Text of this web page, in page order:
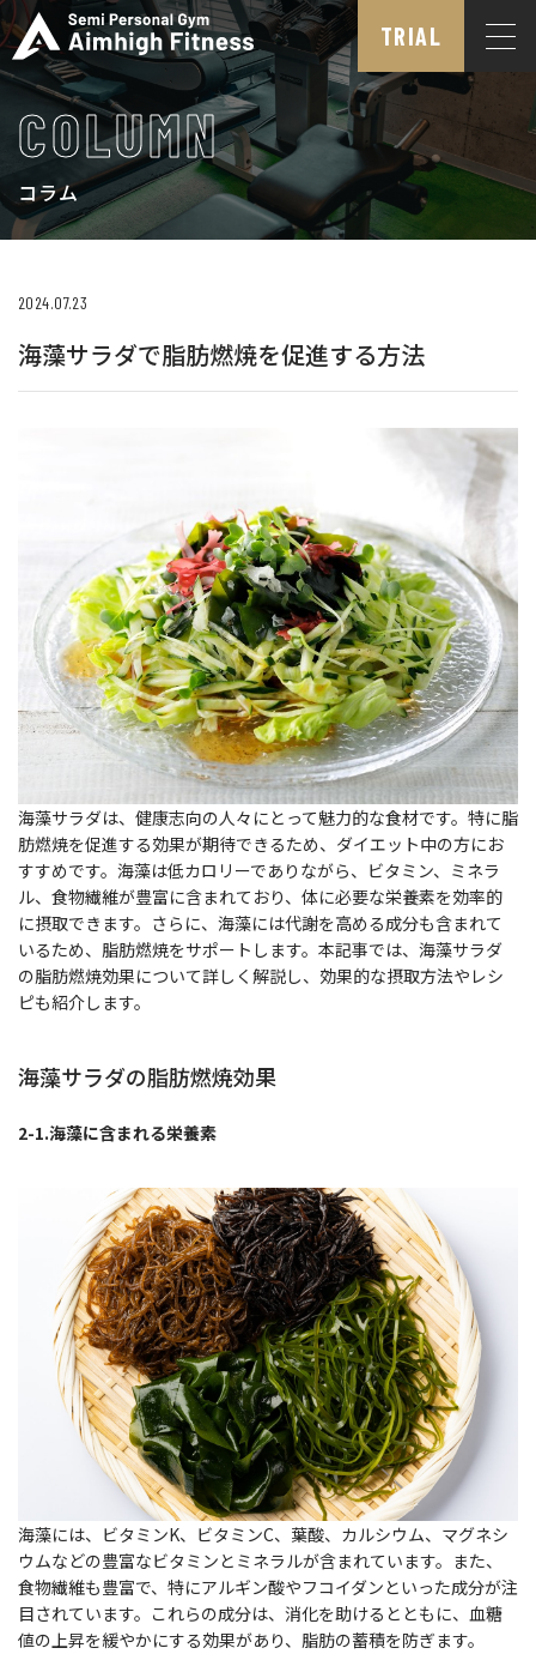
TRIAL
COLUMN
コラム
2024.07.23
海藻サラダで脂肪燃焼を促進する方法
海藻サラダは、健康志向の人々にとって魅力的な食材です。特に脂
肪燃焼を促進する効果が期待できるため、ダイエット中の方にお
すすめです。海藻は低カロリーでありながら、ビタミン、ミネラ
ル、食物繊維が豊富に含まれており、体に必要な栄養素を効率的
に摂取できます。さらに、海藻には代謝を高める成分も含まれて
いるため、脂肪燃焼をサポートします。本記事では、海藻サラダ
の脂肪燃焼効果について詳しく解説し、効果的な摂取方法やレシ
ピも紹介します。
海藻サラダの脂肪燃焼効果
2-1.海藻に含まれる栄養素
海藻には、ビタミンK、ビタミンC、葉酸、カルシウム、マグネシ
ウムなどの豊富なビタミンとミネラルが含まれています。また、
食物繊維も豊富で、特にアルギン酸やフコイダンといった成分が注
目されています。これらの成分は、消化を助けるとともに、血糖
値の上昇を緩やかにする効果があり、脂肪の蓄積を防ぎます。